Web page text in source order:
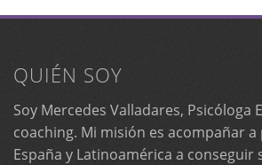
QUIÉN SOY
Soy Mercedes Valladares, Psicóloga
coaching. Mi misión es acompañar a
España y Latinoamérica a conseguir